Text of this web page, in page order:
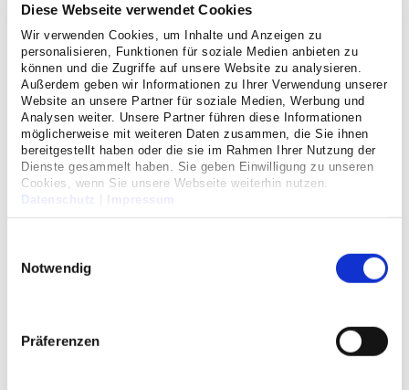
Diese Webseite verwendet Cookies
Wir verwenden Cookies, um Inhalte und Anzeigen zu
personalisieren, Funktionen für soziale Medien anbieten zu
können und die Zugriffe auf unsere Website zu analysieren.
Außerdem geben wir Informationen zu Ihrer Verwendung unserer
Website an unsere Partner für soziale Medien, Werbung und
Analysen weiter. Unsere Partner führen diese Informationen
möglicherweise mit weiteren Daten zusammen, die Sie ihnen
bereitgestellt haben oder die sie im Rahmen Ihrer Nutzung der
Dienste gesammelt haben. Sie geben Einwilligung zu unseren
Cookies, wenn Sie unsere Webseite weiterhin nutzen.
Datenschutz
Impressum
Notwendig
Präferenzen
Cookie Einwilligung
Erhebung personenbezogener Daten
Datenerhebung Qualitätssicherung
Datenverarbeitung Patientenbefragung/Lob und Kritik
Junges Ehrenamt